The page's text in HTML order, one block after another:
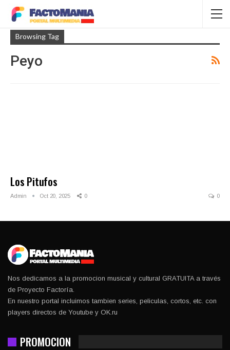
Browsing Tag
Peyo
Los Pitufos
Admin Oct 20, 2025 0 0
Nos dedicamos a la promocion musical y cultural GRATUITA a través
de Proyecto Factoría.
En nuestro portal incluimos tambien series, peliculas, cortos, etc. con
players directos de Youtube y OK.ru
PROMOCION